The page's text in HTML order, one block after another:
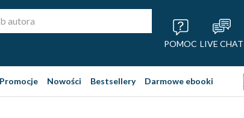
POMOC LIVE CHAT
Promocje Nowości Bestsellery Darmowe ebooki